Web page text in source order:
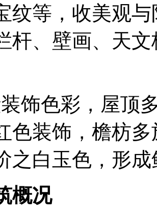
纹等，收美观
杆、壁画、天
饰色彩，屋顶
色装饰，檐枋
之白玉色，形
概况